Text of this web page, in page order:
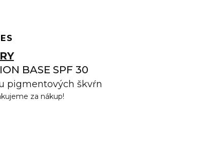
BASE SPF 30
pigmentových škvŕn
za nákup!